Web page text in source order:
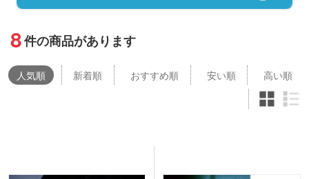
8件の商品があります
人気順 新着順 おすすめ順 安い順 高い順